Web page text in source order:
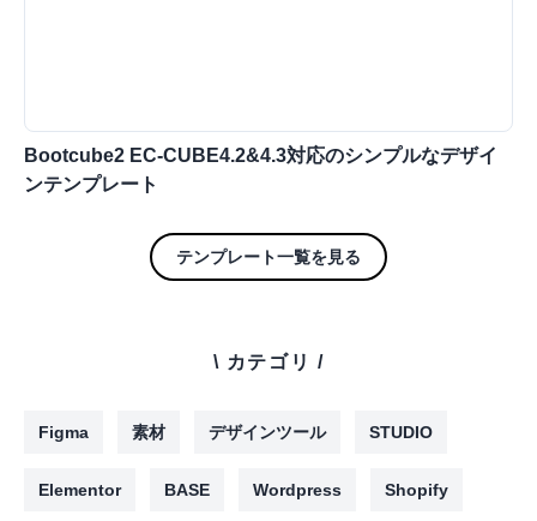
Bootcube2 EC-CUBE4.2&4.3対応のシンプルなデザイ
ンテンプレート
テンプレート一覧を見る
\ カテゴリ /
Figma 素材 デザインツール STUDIO
Elementor BASE Wordpress Shopify